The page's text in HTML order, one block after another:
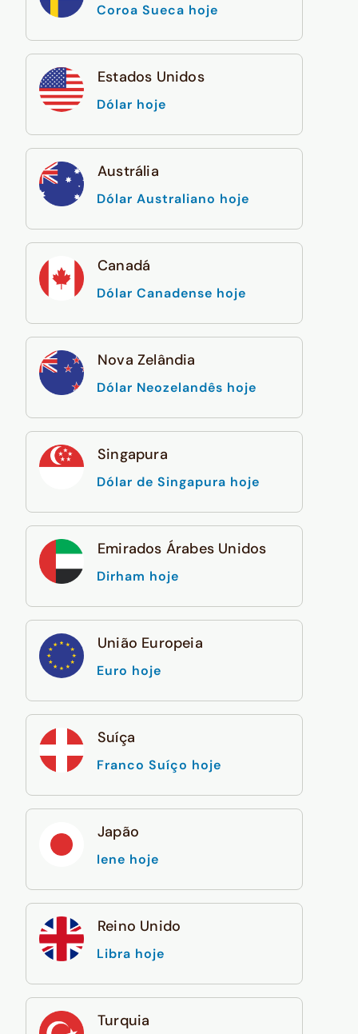
Coroa Sueca hoje
Estados Unidos
Dólar hoje
Austrália
Dólar Australiano hoje
Canadá
Dólar Canadense hoje
Nova Zelândia
Dólar Neozelandês hoje
Singapura
Dólar de Singapura hoje
Emirados Árabes Unidos
Dirham hoje
União Europeia
Euro hoje
Suíça
Franco Suíço hoje
Japão
Iene hoje
Reino Unido
Libra hoje
Turquia